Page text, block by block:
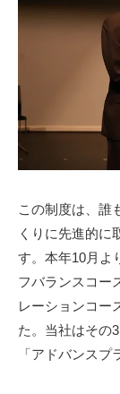
この制度は、 誰
くりに先進的に
す。本年10月よ
フバランスコー
レーションコー
た。当社はその
「アドバンスプ